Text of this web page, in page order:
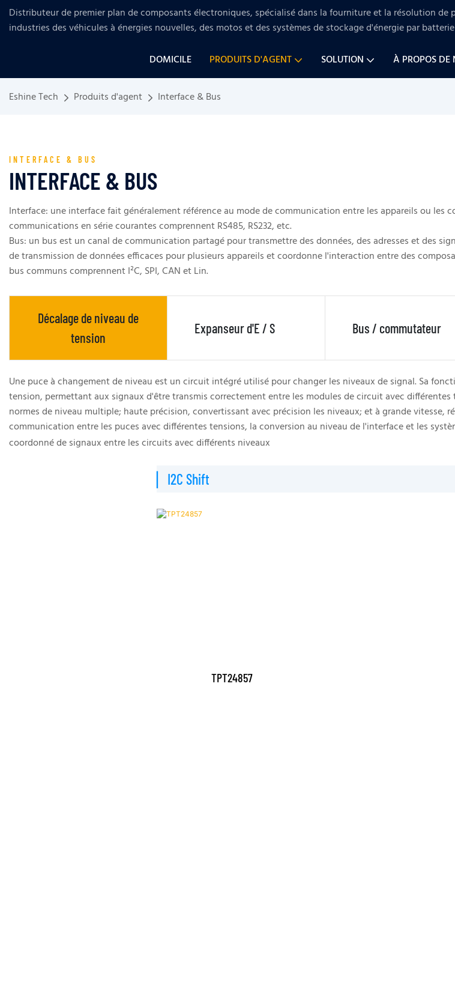
Distributeur de premier plan de composants électroniques, spécialisé dans la fourniture et la résolution de
industriesdes véhicules à énergies nouvelles, des motos et des systèmes de stockage d'énergie par batterie
DOMICILE PRODUITS D'AGENT SOLUTION À PROPOS DE
Eshine Tech Produits d'agent Interface & Bus
INTERFACE & BUS
INTERFACE & BUS
Interface: une interface fait généralement référence au mode de communication entre les appareils ou les
communications en série courantes comprennent RS485, RS232, etc.
Bus: un bus est un canal de communication partagé pour transmettre des données, des adresses et des
de transmission de données efficaces pour plusieurs appareils et coordonne l'interaction entre des
bus communs comprennent I²C, SPI, CAN et Lin.
Décalage de niveau de
tension
Expanseur d'E / S Bus / commutateur
Une puce à changement de niveau est un circuit intégré utilisé pour changer les niveaux de signal. Sa
tension, permettant aux signaux d'être transmis correctement entre les modules de circuit avec
normes de niveau multiple; haute précision, convertissant avec précision les niveaux; et à grande vitesse,
communication entre les puces avec différentes tensions, la conversion au niveau de l'interface et les
coordonné de signaux entre les circuits avec différents niveaux
▏I2C Shift
TPT24857